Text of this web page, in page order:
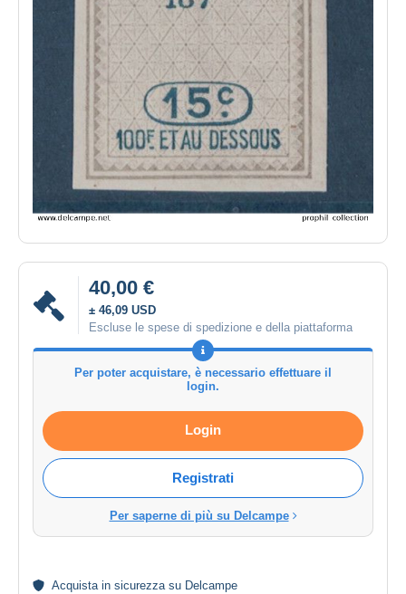
40,00 €
± 46,09 USD
Escluse le spese di spedizione e della piattaforma
Per poter acquistare, è necessario effettuare il
login.
Login
Registrati
Per saperne di più su Delcampe
Acquista in sicurezzasu Delcampe